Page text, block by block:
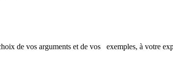
de vos arguments et de vos exemples, à votre